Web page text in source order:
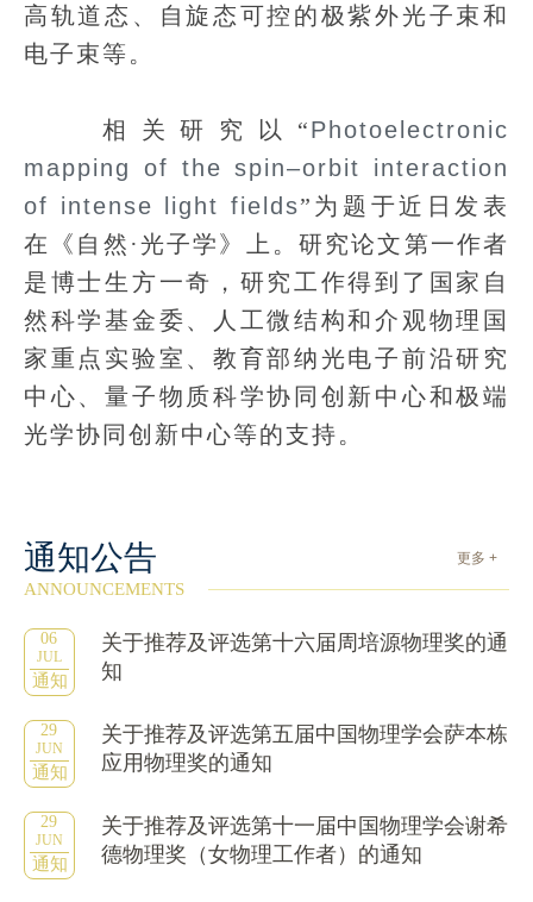
高轨道态、自旋态可控的极紫外光子束和
电子束等。
相关研究以“Photoelectronic
mapping of the spin–orbit interaction
of intense light fields”为题于近日发表
在《自然·光子学》上。研究论文第一作者
是博士生方一奇，研究工作得到了国家自
然科学基金委、人工微结构和介观物理国
家重点实验室、教育部纳光电子前沿研究
中心、量子物质科学协同创新中心和极端
光学协同创新中心等的支持。
通知公告 更多 +
ANNOUNCEMENTS
06
JUL
通知
关于推荐及评选第十六届周培源物理奖的通
知
29
JUN
通知
关于推荐及评选第五届中国物理学会萨本栋
应用物理奖的通知
29
JUN
通知
关于推荐及评选第十一届中国物理学会谢希
德物理奖（女物理工作者）的通知